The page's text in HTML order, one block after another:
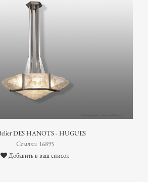
DES HANOTS - HUGUES
Ссылка: 16895
Добавить в ваш список